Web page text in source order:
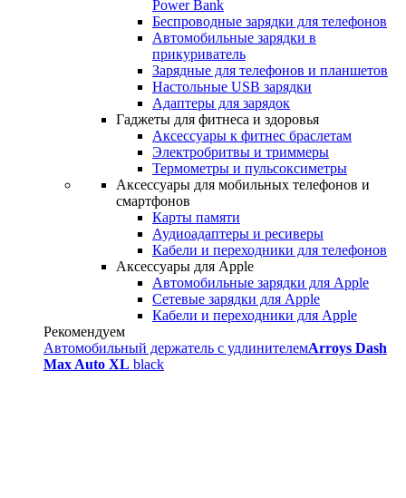
Power Bank
Беспроводные зарядки для телефонов
Автомобильные зарядки в
прикуриватель
Зарядные для телефонов и планшетов
Настольные USB зарядки
Адаптеры для зарядок
Гаджеты для фитнеса и здоровья
Аксессуары к фитнес браслетам
Электробритвы и триммеры
Термометры и пульсоксиметры
Аксессуары для мобильных телефонов и
смартфонов
Карты памяти
Аудиоадаптеры и ресиверы
Кабели и переходники для телефонов
Аксессуары для Apple
Автомобильные зарядки для Apple
Сетевые зарядки для Apple
Кабели и переходники для Apple
Рекомендуем
Автомобильный держатель с удлинителемArroys Dash
Max Auto XL black